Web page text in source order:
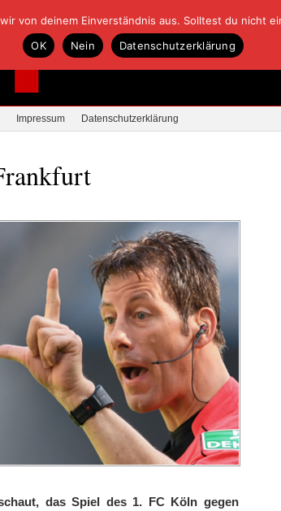
Impressum Datenschutzerklärung
das Spiel des 1. FC Köln gegen
von deinem Einverständnis aus. Solltest du nicht
OK
Nein Datenschutzerklärung